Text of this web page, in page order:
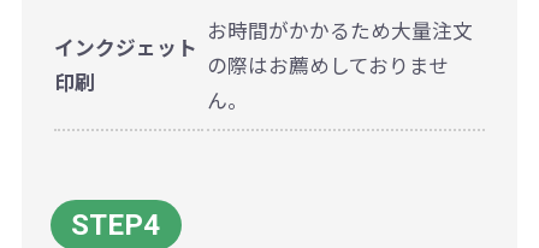
インクジェット
印刷
お時間がかかるため大量注文
の際はお薦めしておりませ
ん。